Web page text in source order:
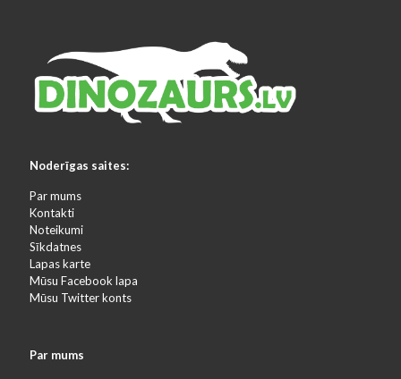
Noderīgas saites:
Par mums
Kontakti
Noteikumi
Sīkdatnes
Lapas karte
Mūsu Facebook lapa
Mūsu Twitter konts
Par mums